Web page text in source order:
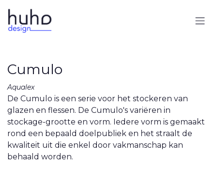
Cumulo
Aqualex
De Cumulo is een serie voor het stockeren van
glazen en flessen. De Cumulo's variëren in
stockage-grootte en vorm. Iedere vorm is gemaakt
rond een bepaald doelpubliek en het straalt de
kwaliteit uit die enkel door vakmanschap kan
behaald worden.